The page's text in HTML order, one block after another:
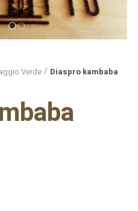
Verde
Diaspro kambaba